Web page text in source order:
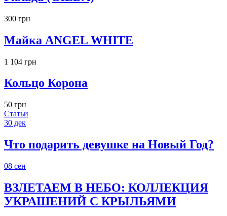
300 грн
Майка ANGEL WHITE
1 104 грн
Кольцо Корона
50 грн
Статьи
30 дек
Что подарить девушке на Новый Год?
08 сен
ВЗЛЕТАЕМ В НЕБО: КОЛЛЕКЦИЯ
УКРАШЕНИЙ С КРЫЛЬЯМИ